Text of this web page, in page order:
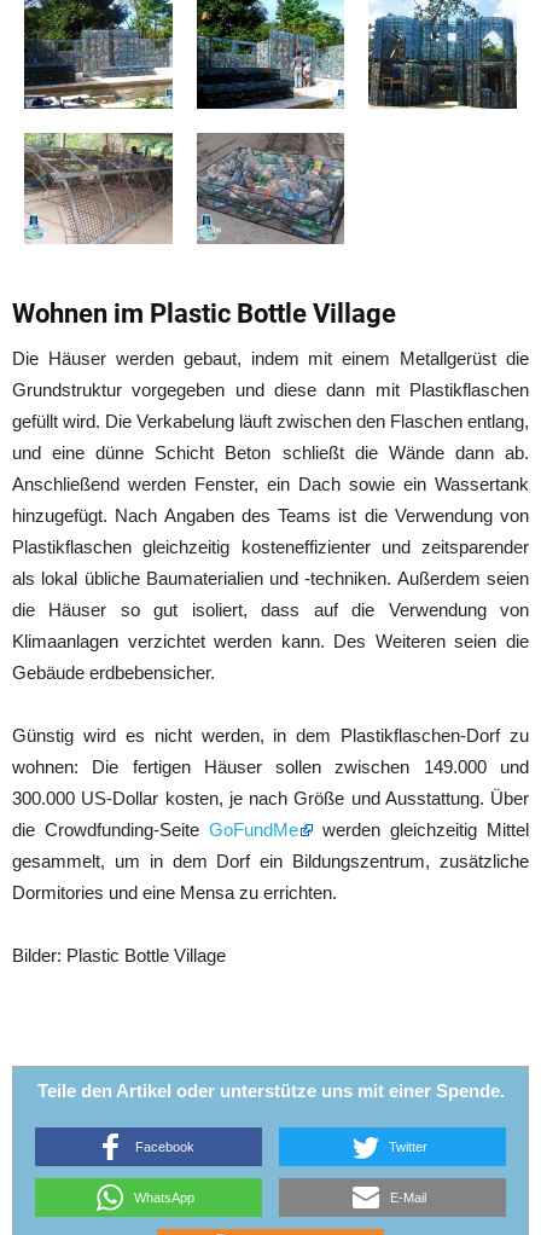
Wohnen im Plastic Bottle Village
Die Häuser werden gebaut, indem mit einem Metallgerüst die
Grundstruktur vorgegeben und diese dann mit Plastikflaschen
gefüllt wird. Die Verkabelung läuft zwischen den Flaschen entlang,
und eine dünne Schicht Beton schließt die Wände dann ab.
Anschließend werden Fenster, ein Dach sowie ein Wassertank
hinzugefügt. Nach Angaben des Teams ist die Verwendung von
Plastikflaschen gleichzeitig kosteneffizienter und zeitsparender
als lokal übliche Baumaterialien und -techniken. Außerdem seien
die Häuser so gut isoliert, dass auf die Verwendung von
Klimaanlagen verzichtet werden kann. Des Weiteren seien die
Gebäude erdbebensicher.
Günstig wird es nicht werden, in dem Plastikflaschen-Dorf zu
wohnen: Die fertigen Häuser sollen zwischen 149.000 und
300.000 US-Dollar kosten, je nach Größe und Ausstattung. Über
die Crowdfunding-Seite GoFundMe
werden gleichzeitig Mittel
gesammelt, um in dem Dorf ein Bildungszentrum, zusätzliche
Dormitories und eine Mensa zu errichten.
Bilder: Plastic Bottle Village
Teile den Artikel oder unterstütze uns mit einer Spende.
Facebook Twitter
WhatsApp E-Mail